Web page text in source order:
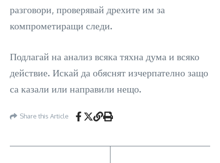
разговори, проверявай дрехите им за
компрометиращи следи.
Подлагай на анализ всяка тяхна дума и всяко
действие. Искай да обяснят изчерпателно защо
са казали или направили нещо.
Share this Article